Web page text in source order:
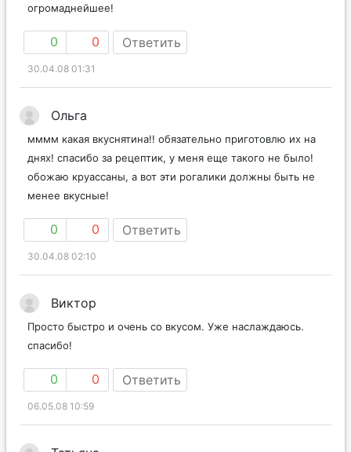
огромаднейшее!
0 0 Ответить
30.04.08 01:31
Ольга
мммм какая вкуснятина!! обязательно приготовлю их на
днях! спасибо за рецептик, у меня еще такого не было!
обожаю круассаны, а вот эти рогалики должны быть не
менее вкусные!
0 0 Ответить
30.04.08 02:10
Виктор
Просто быстро и очень со вкусом. Уже наслаждаюсь.
спасибо!
0 0 Ответить
06.05.08 10:59